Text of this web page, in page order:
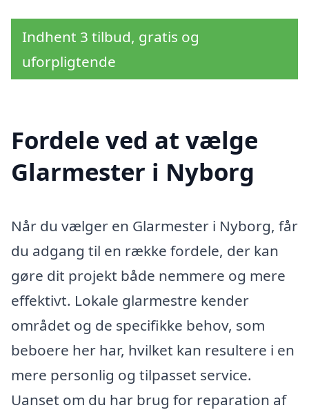
Indhent 3 tilbud, gratis og
uforpligtende
Fordele ved at vælge
Glarmester i Nyborg
Når du vælger en Glarmester i Nyborg, får
du adgang til en række fordele, der kan
gøre dit projekt både nemmere og mere
effektivt. Lokale glarmestre kender
området og de specifikke behov, som
beboere her har, hvilket kan resultere i en
mere personlig og tilpasset service.
Uanset om du har brug for reparation af